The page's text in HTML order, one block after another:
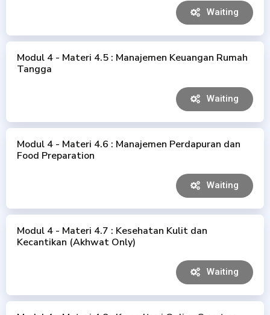
Waiting
Modul 4 - Materi 4.5 : Manajemen Keuangan Rumah
Tangga
Waiting
Modul 4 - Materi 4.6 : Manajemen Perdapuran dan
Food Preparation
Waiting
Modul 4 - Materi 4.7 : Kesehatan Kulit dan
Kecantikan (Akhwat Only)
Waiting